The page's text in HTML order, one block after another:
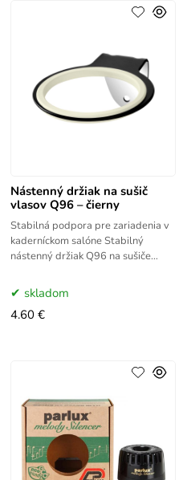
Nástenný držiak na sušič
vlasov Q96 – čierny
Stabilná podpora pre zariadenia v
kaderníckom salóne Stabilný
nástenný držiak Q96 na sušiče
vešiak, ktorý možno použiť v
skladom
4.60 €